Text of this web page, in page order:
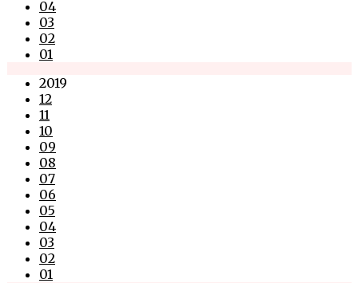
04
03
02
01
2019
12
11
10
09
08
07
06
05
04
03
02
01